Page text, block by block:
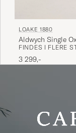
LOAKE 1880
Aldwych Single
FINDES I FLERE
3 299,-